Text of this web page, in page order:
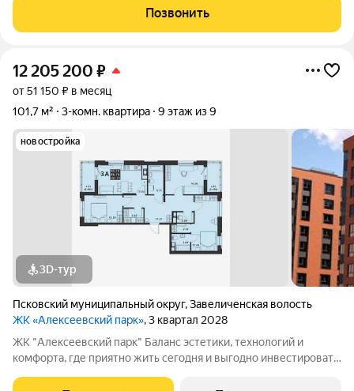
большая кухня и балкон, который можно превратить в уютную
зону отдыха или объединить с кухней
Позвонить
12 205 200 ₽
от 51 150 ₽ в месяц
101,7 м²
3-комн. квартира 9 этаж из 9
новостройка
3D-тур
Псковский муниципальный округ,Завеличенская волость
ЖК «Алексеевский парк», 3 квартал 2028
ЖК "Алексеевский парк" Баланс эстетики, технологий и
комфорта, где приятно жить сегодня и выгодно инвестировать